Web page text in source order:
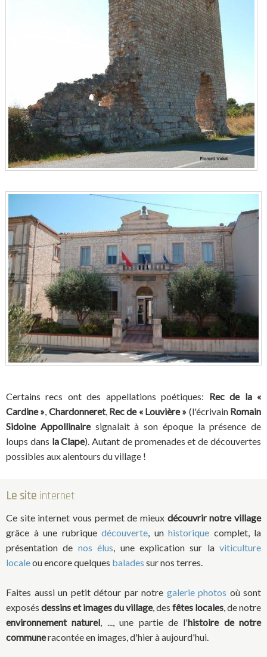
Certains recs ont des appellations poétiques: Rec de la «
Cardine », Chardonneret, Rec de « Louvière » (l'écrivain Romain
Sidoine Appollinairesignalait à son époque la présence de
loups dans la Clape). Autant de promenades et de découvertes
possibles aux alentours du village !
Le site internet
Ce site internet vous permet de mieux découvrir notre village
grâce à une rubrique découverte, un historique complet, la
présentation de nos élus, une explication sur la viticulture
localeou encore quelques balades sur nos terres.
Faites aussi un petit détour par notre galerie photos où sont
exposés dessins et images du village, des fêtes locales, de notre
environnement naturel, ..., une partie de l'histoire de notre
communeracontée en images, d'hier à aujourd'hui.